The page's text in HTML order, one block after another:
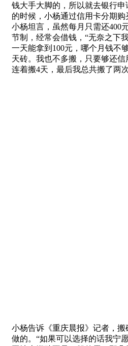
钱大手大脚的，所以就去银行
的时候，小杨通过信用卡分期购
小杨坦言，虽然每月只需还400
节制，经常会借钱，“无奈之下
一天能拿到100元，哪个月钱不
天砖。我也不多搬，只要够还
连着搬4天，最后我总共搬了两
小杨告诉《重庆晨报》记者，
做的。“如果可以选择的话我宁